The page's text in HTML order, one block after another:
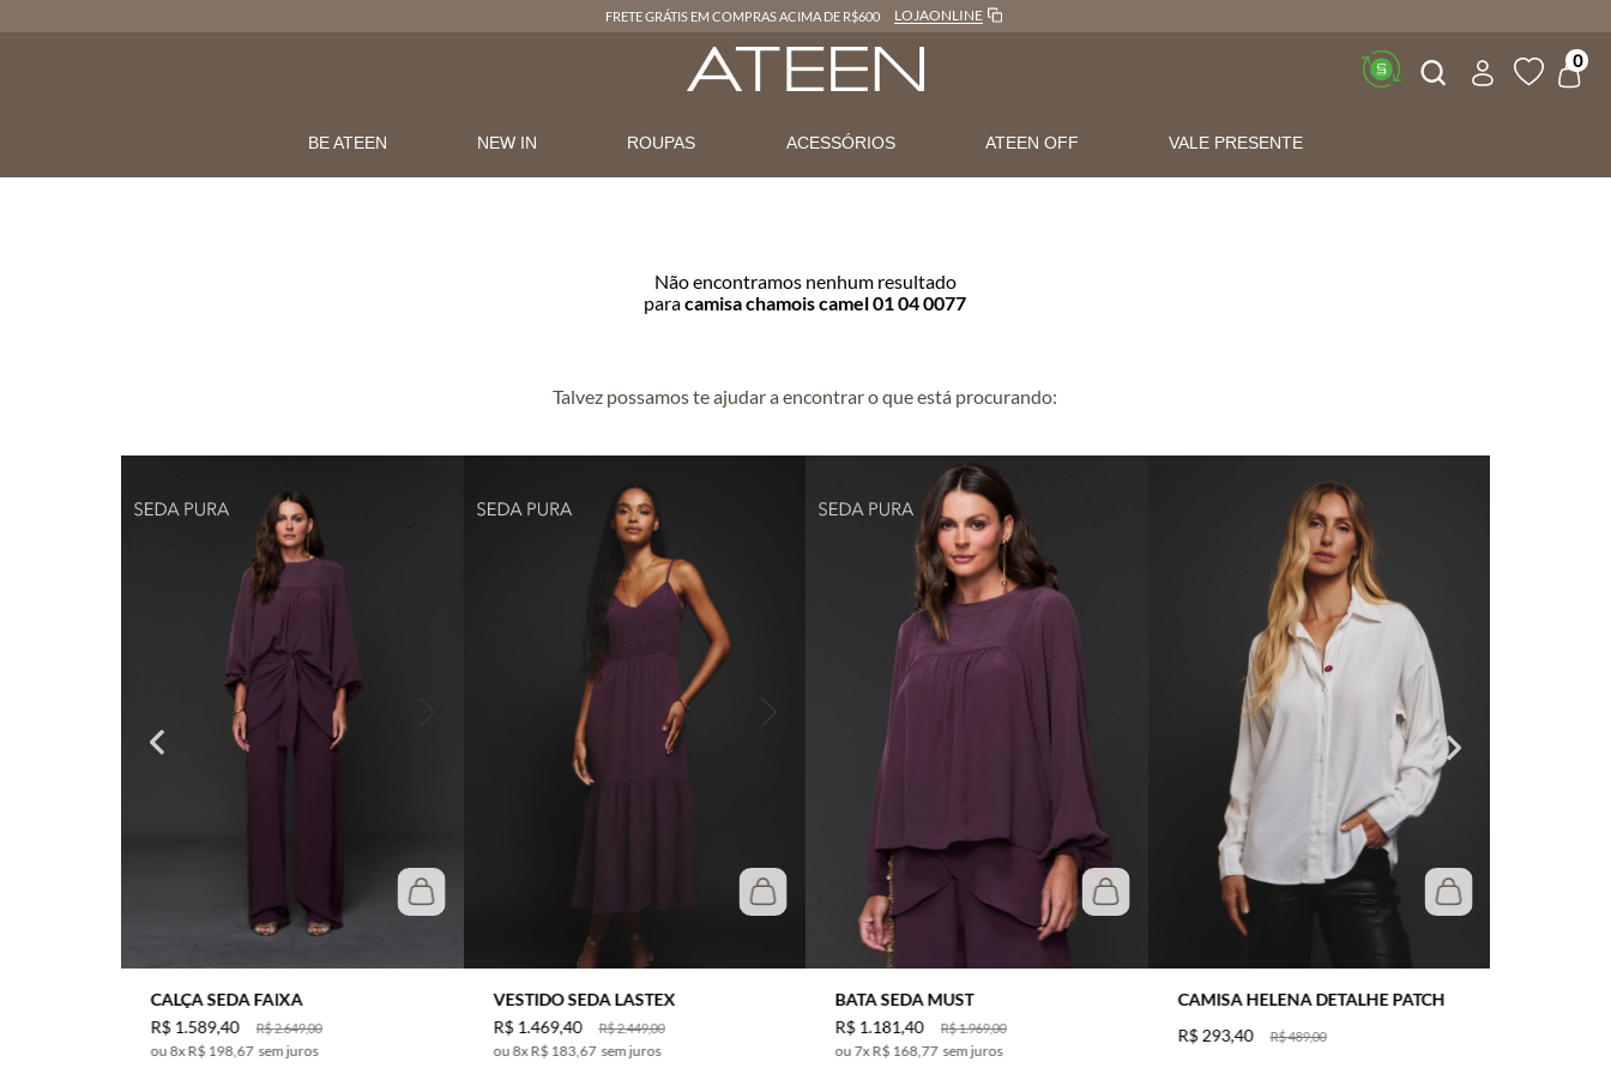
FRETE GRÁTIS EM COMPRAS ACIMA DE R$600 LOJAONLINE
Buscar 0
BE ATEEN NEW IN ROUPAS ACESSÓRIOS ATEEN OFF VALE PRESENTE
Não encontramos nenhum resultado
paracamisa chamois camel 01 04 0077
Talvez possamos te ajudar a encontrar o que está procurando:
CALÇA SEDA FAIXA
R$2.649,00
R$1.589,40
8xR$ 198,67 sem juros
VESTIDO SEDA LASTEX
R$2.449,00
R$ 1.469,40
8xR$ 183,67 sem juros
BATA SEDA MUST
R$1.969,00
R$1.181,40
7xR$ 168,77 sem juros
CAMISA HELENA DETALHE PATCH
R$489,00
R$ 293,40